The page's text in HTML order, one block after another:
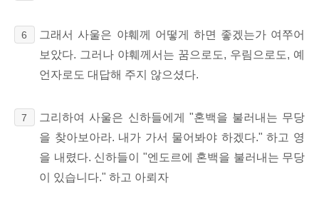
6
그래서 사울은 야훼께 어떻게 하면 좋겠는가 여쭈어
보았다. 그러나 야훼께서는 꿈으로도, 우림으로도, 예
언자로도 대답해 주지 않으셨다.
7
그리하여 사울은 신하들에게 "혼백을 불러내는 무당
을 찾아보아라. 내가 가서 물어봐야 하겠다." 하고 영
을 내렸다. 신하들이 "엔도르에 혼백을 불러내는 무당
이 있습니다." 하고 아뢰자